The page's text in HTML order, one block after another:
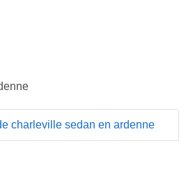
charleville sedan en ardenne